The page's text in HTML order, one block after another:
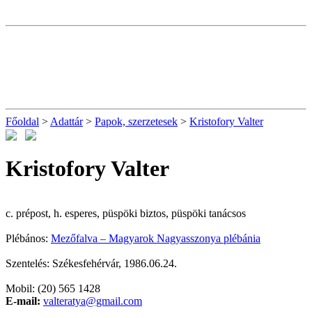
Főoldal > Adattár> Papok, szerzetesek > Kristofory Valter
Kristofory Valter
c. prépost, h. esperes, püspöki biztos, püspöki tanácsos
Plébános: Mezőfalva – Magyarok Nagyasszonya plébánia
Szentelés: Székesfehérvár, 1986.06.24.
Mobil: (20) 565 1428
E-mail: valteratya@gmail.com